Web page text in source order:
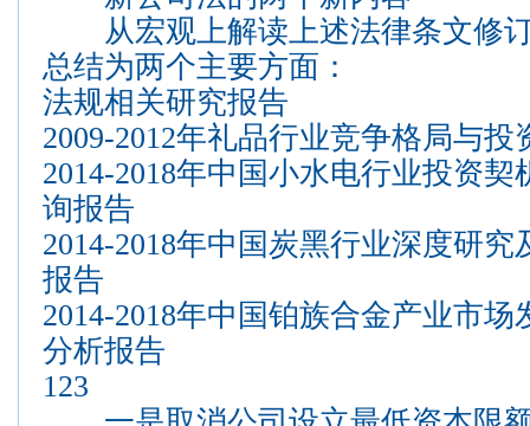
从宏观上解读上述法律条文修
总结为两个主要方面：
法规相关研究报告
2009-2012年礼品行业竞争格局与
2014-2018年中国小水电行业投资
询报告
2014-2018年中国炭黑行业深度研
报告
2014-2018年中国铂族合金产业市
分析报告
123